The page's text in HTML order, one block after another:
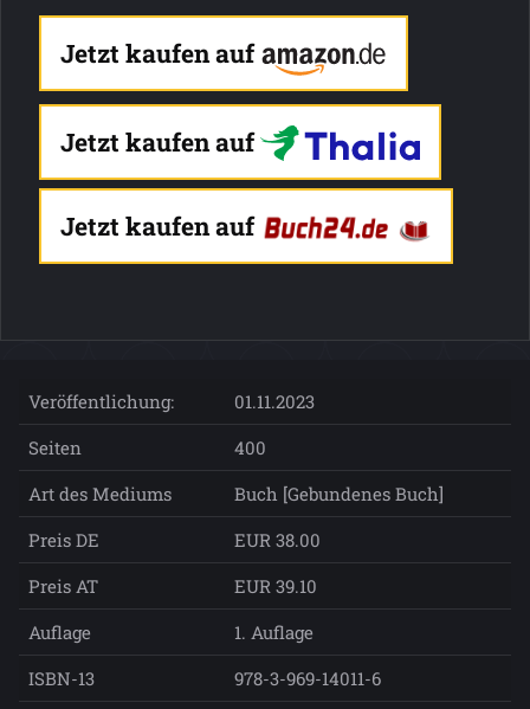
Jetzt kaufen auf
Jetzt kaufen auf
Jetzt kaufen auf
Veröffentlichung:
01.11.2023
Seiten
400
Art des Mediums
Buch [Gebundenes Buch]
Preis DE
EUR 38.00
Preis AT
EUR 39.10
Auflage
1. Auflage
ISBN-13
978-3-969-14011-6